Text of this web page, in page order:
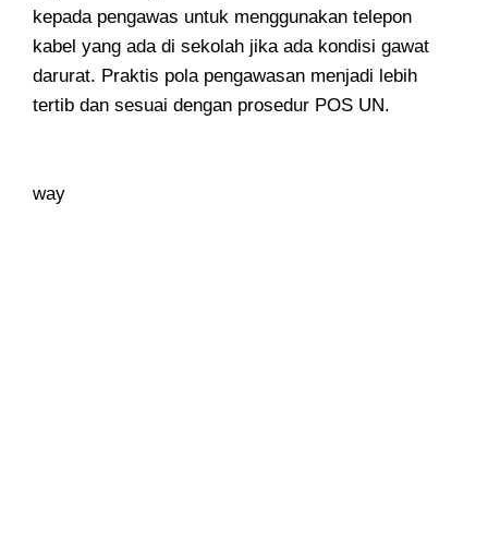
kepada pengawas untuk menggunakan telepon
kabel yang ada di sekolah jika ada kondisi gawat
darurat. Praktis pola pengawasan menjadi lebih
tertib dan sesuai dengan prosedur POS UN.
way